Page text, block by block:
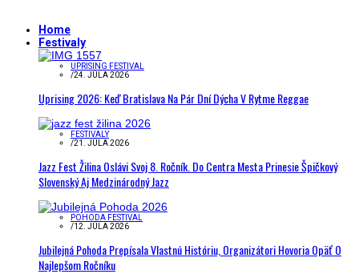
Home
Festivaly
UPRISING FESTIVAL
/24. JÚLA 2026
Uprising 2026: Keď Bratislava Na Pár Dní Dýcha V Rytme Reggae
FESTIVALY
/21. JÚLA 2026
Jazz Fest Žilina Oslávi Svoj 8. Ročník. Do Centra Mesta Prinesie Špičkový
Slovenský Aj Medzinárodný Jazz
POHODA FESTIVAL
/12. JÚLA 2026
Jubilejná Pohoda Prepísala Vlastnú Históriu, Organizátori Hovoria Opäť O
Najlepšom Ročníku